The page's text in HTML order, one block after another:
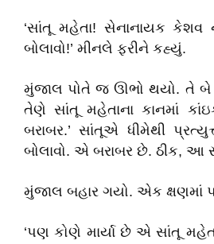
‘સાંતૂ મહેતા! સેનાનાયક
બોલાવો!’ મીનલે ફરીને કહ્યું.
મુંજાલ પોતે જ ઊભો થયો. તે
તેણે સાંતૂ મહેતાના કાનમાં
બરાબર.’ સાંતૂએ ધીમેથી
બોલાવો. એ બરાબર છે. ઠીક, આ
મુંજાલ બહાર ગયો. એક ક્ષણમાં
‘પણ કોણે માર્યા છે એ સાંતૂ